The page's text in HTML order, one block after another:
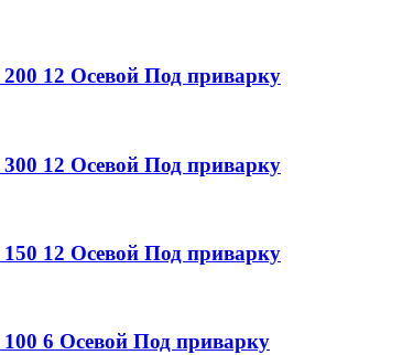
200 12 Осевой Под приварку
300 12 Осевой Под приварку
150 12 Осевой Под приварку
100 6 Осевой Под приварку